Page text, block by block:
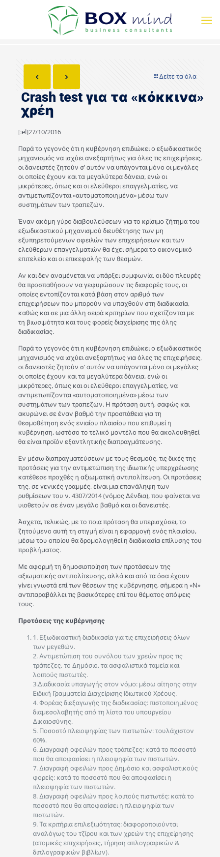
Δείτε τα όλα
Crash test για τα «κόκκινα»
χρέη
[:el]27/10/2016
Παρά το γεγονός ότι η κυβέρνηση επιδιώκει ο εξωδικαστικός
μηχανισμός να ισχύει ανεξαρτήτως για όλες τις επιχειρήσεις,
οι δανειστές ζητούν σ’ αυτόν να υπάγονται μόνο οι μεγάλες
οι οποίες έχουν και τα μεγαλύτερα δάνεια, ενώ οι
μικρότερες, όπως και οι ελεύθεροι επαγγελματίες, να
αντιμετωπίζονται «αυτοματοποιημένα» μέσω των
συστημάτων των τραπεζών.
Έναν ακόμη γύρο διαβουλεύσεων για το κρίσιμο ζήτημα του
εξωδικαστικού μηχανισμού διευθέτησης των μη
εξυπηρετούμενων οφειλών των επιχειρήσεων και των
ελεύθερων επαγγελματιών θα έχει σήμερα το οικονομικό
επιτελείο και οι επικεφαλής των θεσμών.
Αν και δεν αναμένεται να υπάρξει συμφωνία, οι δύο πλευρές
θα προσπαθήσουν να γεφυρώσουν τις διαφορές τους, οι
οποίες εντοπίζονται κατά βάση στον αριθμό των
επιχειρήσεων που μπορούν να υπαχθούν στη διαδικασία,
καθώς και σε μια άλλη σειρά κριτηρίων που σχετίζονται με
τη βιωσιμότητα και τους φορείς διαχείρισης της όλης
διαδικασίας.
Παρά το γεγονός ότι η κυβέρνηση επιδιώκει ο εξωδικαστικός
μηχανισμός να ισχύει ανεξαρτήτως για όλες τις επιχειρήσεις,
οι δανειστές ζητούν σ’ αυτόν να υπάγονται μόνο οι μεγάλες
οι οποίες έχουν και τα μεγαλύτερα δάνεια, ενώ οι
μικρότερες, όπως και οι ελεύθεροι επαγγελματίες, να
αντιμετωπίζονται «αυτοματοποιημένα» μέσω των
συστημάτων των τραπεζών. Η πρόταση αυτή, σαφώς και
ακυρώνει σε έναν βαθμό την προσπάθεια για τη
θεσμοθέτηση ενός ενιαίου πλαισίου που επιθυμεί η
κυβέρνηση, ωστόσο το τελικό μοντέλο που θα ακολουθηθεί
θα είναι προϊόν εξαντλητικής διαπραγμάτευσης.
Εν μέσω διαπραγματεύσεων με τους θεσμούς, τις δικές της
προτάσεις για την αντιμετώπιση της ιδιωτικής υπερχρέωσης
κατέθεσε προχθές η αξιωματική αντιπολίτευση. Οι προτάσεις
της, σε γενικές γραμμές, είναι μια επανάληψη των
ρυθμίσεων του ν. 4307/2014 (νόμος Δένδια), που φαίνεται να
υιοθετούν σε έναν μεγάλο βαθμό και οι δανειστές.
Άσχετα, τελικώς, με το ποια πρόταση θα υπερισχύσει, το
ζητούμενο αυτή τη στιγμή είναι η εφαρμογή ενός πλαισίου,
μέσω του οποίου θα δρομολογηθεί η διαδικασία επίλυσης του
προβλήματος.
Με αφορμή τη δημοσιοποίηση των προτάσεων της
αξιωματικής αντιπολίτευσης, αλλά και από τα όσα έχουν
γίνει γνωστά επί των θέσεων της κυβέρνησης, σήμερα η «Ν»
αντιπαραβάλλει τις βασικότερες επί του θέματος απόψεις
τους.
Προτάσεις της κυβέρνησης
1. Εξωδικαστική διαδικασία για τις επιχειρήσεις όλων
των μεγεθών.
2. Αντιμετώπιση του συνόλου των χρεών προς τις
τράπεζες, το Δημόσιο, τα ασφαλιστικά ταμεία και
λοιπούς πιστωτές.
3.Διαδικασία υπαγωγής στον νόμο: μέσω αίτησης στην
Ειδική Γραμματεία Διαχείρισης Ιδιωτικού Χρέους.
4. Φορέας διεξαγωγής της διαδικασίας: πιστοποιημένος
διαμεσολαβητής από τη λίστα του υπουργείου
Δικαιοσύνης.
5. Ποσοστό πλειοψηφίας των πιστωτών: τουλάχιστον
60%.
6. Διαγραφή οφειλών προς τράπεζες: κατά το ποσοστό
που θα αποφασίσει η πλειοψηφία των πιστωτών.
7. Διαγραφή οφειλών προς Δημόσιο και ασφαλιστικούς
φορείς: κατά το ποσοστό που θα αποφασίσει η
πλειοψηφία των πιστωτών.
8. Διαγραφή οφειλών προς λοιπούς πιστωτές: κατά το
ποσοστό που θα αποφασίσει η πλειοψηφία των
πιστωτών.
9. Τα κριτήρια επιλεξιμότητας: διαφοροποιούνται
αναλόγως του τζίρου και των χρεών της επιχείρησης
(ατομικές επιχειρήσεις, τήρηση απλογραφικών &
διπλογραφικών βιβλίων).